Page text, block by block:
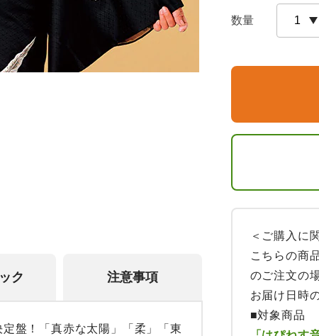
ク 注意事項
盤！「真赤な太陽」「柔」「東
数量
＜ご購入に
こちらの商
のご注文の
お届け日時